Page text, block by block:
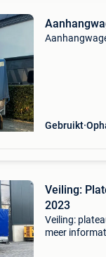
Gebruikt
Veiling:
2023
Veiling:
meer